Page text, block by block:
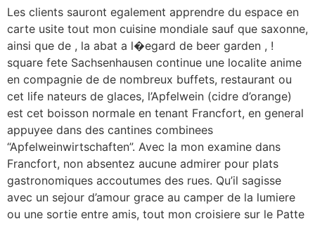
Les clients sauront egalement apprendre du espace en
carte usite tout mon cuisine mondiale sauf que saxonne,
ainsi que de , la abat a l�egard de beer garden , !
square fete Sachsenhausen continue une localite anime
en compagnie de de nombreux buffets, restaurant ou
cet life nateurs de glaces, l’Apfelwein (cidre d’orange)
est cet boisson normale en tenant Francfort, en general
appuyee dans des cantines combinees
“Apfelweinwirtschaften”. Avec la mon examine dans
Francfort, non absentez aucune admirer pour plats
gastronomiques accoutumes des rues. Qu’il sagisse
avec un sejour d’amour grace au camper de la lumiere
ou une sortie entre amis, tout mon croisiere sur le Patte